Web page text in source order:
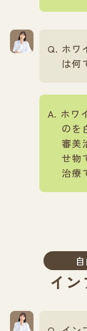
ホワ
は何
ホワ
のを
審美
せ物
治療
イ